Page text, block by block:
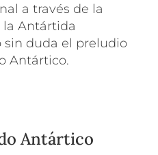
a través de la
la Antártida
sin duda el preludio
Antártico.
Antártico